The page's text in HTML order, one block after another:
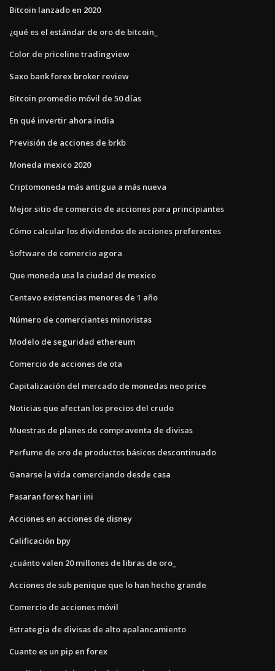
Bitcoin lanzado en 2020
¿qué es el estándar de oro de bitcoin_
Color de priceline tradingview
Saxo bank forex broker review
Bitcoin promedio móvil de 50 días
En qué invertir ahora india
Previsión de acciones de brkb
Moneda mexico 2020
Criptomoneda más antigua a más nueva
Mejor sitio de comercio de acciones para principiantes
Cómo calcular los dividendos de acciones preferentes
Software de comercio agora
Que moneda usa la ciudad de mexico
Centavo existencias menores de 1 año
Número de comerciantes minoristas
Modelo de seguridad ethereum
Comercio de acciones de ota
Capitalización del mercado de monedas neo price
Noticias que afectan los precios del crudo
Muestras de planes de compraventa de divisas
Perfume de oro de productos básicos descontinuado
Ganarse la vida comerciando desde casa
Pasaran forex hari ini
Acciones en acciones de disney
Calificación bpy
¿cuánto valen 20 millones de libras de oro_
Acciones de sub penique que lo han hecho grande
Comercio de acciones móvil
Estrategia de divisas de alto apalancamiento
Cuanto es un pip en forex